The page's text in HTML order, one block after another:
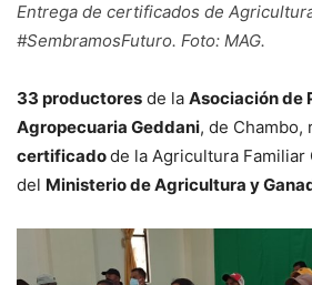
Entrega de certificados de
#SembramosFuturo. Foto: MAG.
33 productores de la Asociación de
Agropecuaria Geddani, de Chambo,
certificadode la Agricultura Familiar
del Ministerio de Agricultura y